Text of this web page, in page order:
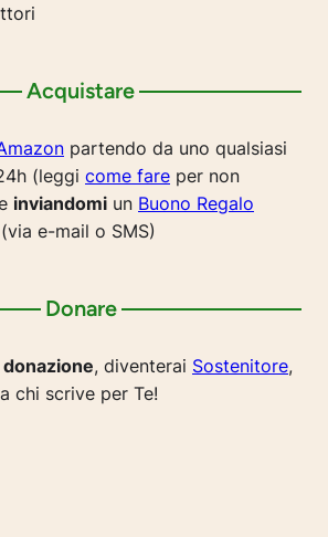
Acquistare
partendo da uno qualsiasi
(leggi come fare per non
inviandomi un Buono Regalo
e-mail o SMS)
Donare
, diventerai Sostenitore,
chi scrive per Te!